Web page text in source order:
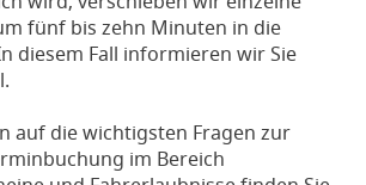
fünf bis zehn Minuten in die
diesem Fall informieren wir Sie
auf die wichtigsten Fragen zur
im Bereich